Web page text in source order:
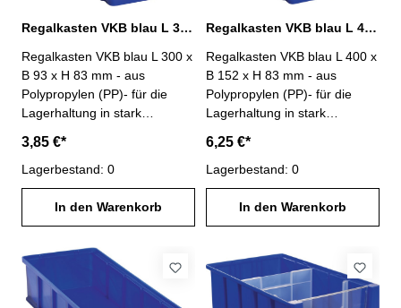
Regalkasten VKB blau L 300 x B 93 x H 83 mm PP
Regalkasten VKB blau L 300 x
B 93 x H 83 mm - aus
Polypropylen (PP)- für die
Lagerhaltung in stark
weitgehend beständig gegen
die meisten Säuren und Öle-
Rippenboden für hohe
Stabilität- stapelbar- große
Griffmulde- Anzahl möglicher
Trennwände : 3
3,85 €*
Lagerbestand: 0
In den Warenkorb
Regalkasten VKB blau L 400 x B 152 x H 83 mm PP
Regalkasten VKB blau L 400 x
B 152 x H 83 mm - aus
Polypropylen (PP)- für die
Lagerhaltung in stark
weitgehend beständig gegen
die meisten Säuren und Öle-
Rippenboden für hohe
Stabilität- stapelbar- große
Griffmulde- Anzahl möglicher
6,25 €*
Lagerbestand: 0
In den Warenkorb